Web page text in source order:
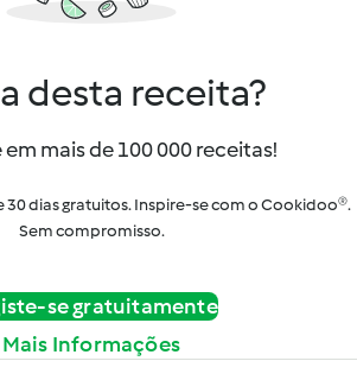
desta receita?
mais de 100 000 receitas!
30 dias gratuitos. Inspire-se com o Cookidoo®.
Sem compromisso.
se gratuitamente
Mais Informações